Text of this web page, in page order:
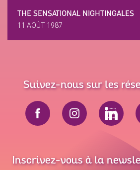
THE SENSATIONAL NIGHTINGALES
11 AOÛT 1987
Suivez-nous sur les
Inscrivez-vous à la